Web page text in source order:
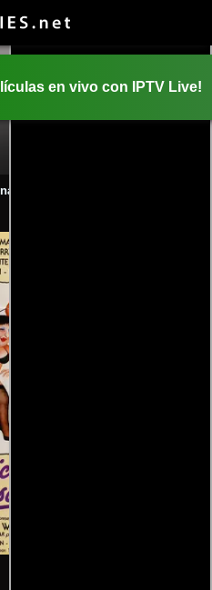
en vivo con IPTV Live!
(1987)